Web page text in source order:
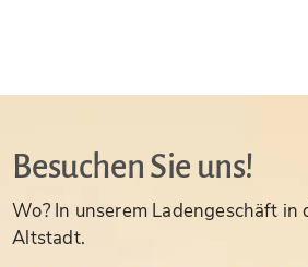
Besuchen Sie uns!
Wo? In unserem Ladengeschäft in
Altstadt.